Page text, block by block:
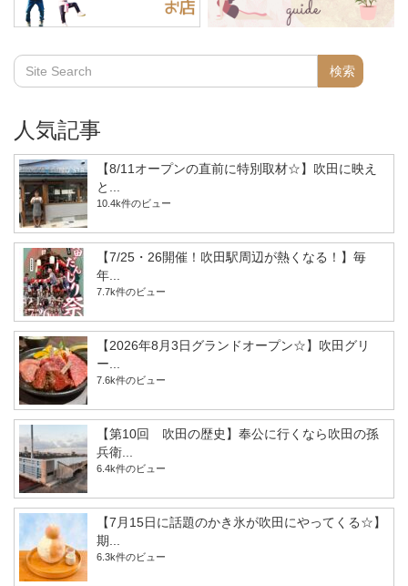
人気記事
【8/11オープンの直前に特別取材☆】吹田に映え
と...
10.4k件のビュー
【7/25・26開催！吹田駅周辺が熱くなる！】毎
年...
7.7k件のビュー
【2026年8月3日グランドオープン☆】吹田グリ
ー...
7.6k件のビュー
【第10回 吹田の歴史】奉公に行くなら吹田の孫
兵衛...
6.4k件のビュー
【7月15日に話題のかき氷が吹田にやってくる☆】
期...
6.3k件のビュー